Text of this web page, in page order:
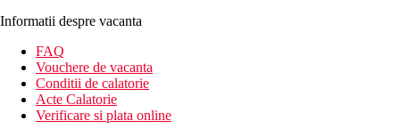
Informatii despre vacanta
FAQ
Vouchere de vacanta
Conditii de calatorie
Acte Calatorie
Verificare si plata online